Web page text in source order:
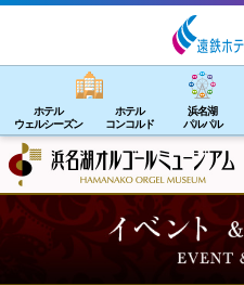
ホテル
ウェルシーズン
ホテル
コンコルド
浜名湖
パルパル